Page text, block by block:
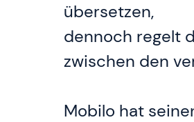
übersetzen,
dennoch regelt
zwischen den
Mobilo hat